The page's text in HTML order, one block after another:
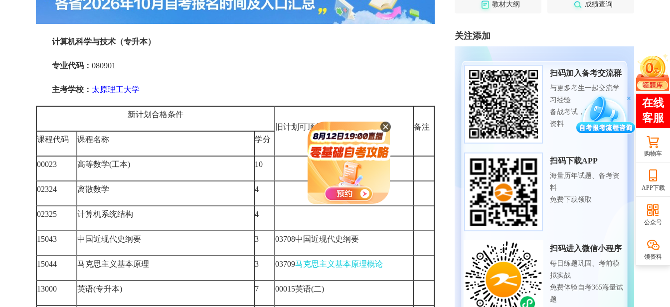
计算机科学与技术（专升本）
专业代码： 080901
主考学校： 太原理工大学
新计划合格条件
旧计划可顶替课程
备注
课程代码
课程名称 学分
00023 高等数学(工本) 10
02324 离散数学 4
02325 计算机系统结构 4
15043 中国近现代史纲要 3 03708中国近现代史纲要
15044 马克思主义基本原理 3 03709马克思主义基本原理概论
13000 英语(专升本) 7 00015英语(二)
教材大纲 成绩查询
关注添加
扫码加入备考交流群
与更多考生一起交流学
习经验
备战考试，获取试题及
资料
扫码下载APP
海量历年试题、备考资
料
免费下载领取
扫码进入微信小程序
每日练题巩固、考前模
拟实战
免费体验自考365海量试
题
购物车
APP下载
公众号
领资料